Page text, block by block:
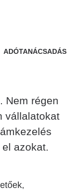
ADÓTANÁCSADÁS
Nem régen
vállalatokat
azokat.